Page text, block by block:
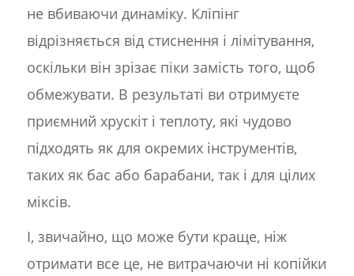
не вбиваючи динаміку. Кліпінг
відрізняється від стиснення і лімітування,
оскільки він зрізає піки замість того, щоб
обмежувати. В результаті ви отримуєте
приємний хрускіт і теплоту, які чудово
підходять як для окремих інструментів,
таких як бас або барабани, так і для цілих
міксів.
І, звичайно, що може бути краще, ніж
отримати все це, не витрачаючи ні копійки